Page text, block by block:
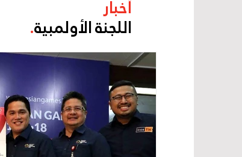
يونيو الجاري
المركز الإعلامي للجنة الأولمبية الإماراتية
20 يونيو 2018
أخبار
اللجنة الأولمبية.